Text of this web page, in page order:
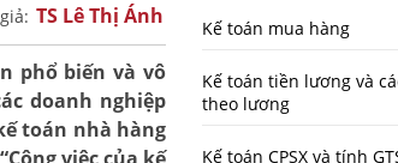
TS Lê Thị Ánh
phổ biến và vô
doanh nghiệp
toán nhà hàng
Kế toán mua hàng
Kế toán tiền lương và
theo lương
Kế toán CPSX và tính